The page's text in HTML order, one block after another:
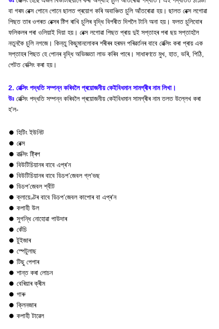
বা গৰম ৱেক্স পোনে পোনে ছালত প্ৰয়োগ কৰি অবাঞ্চিত চুলি আঁতৰোৱা হয়। ছালত ৱেক্স লগোৱা
পিছত তাৰ ওপৰত ৱেক্সৰ ষ্টিপ ৰাখি চুলিৰ বৃদ্ধি বিপৰীত দিশলৈ টানি অনা হয়। ফলত চুলিবোৰ
ফলিকলৰ পৰা ওলিয়াই দিয়া হয়। ৱেক্স লগোৱা পিছত প্ৰায় দুই সপ্তাহৰ পৰা ছয় সপ্তাহলৈ
নতুনকৈ চুলি নগজে। কিন্তু কিছুমানলোকৰ শৰীৰৰ হৰমন পৰিৱৰ্তনৰ বাবে ৱেক্সিং কৰা প্ৰায় এক
সপ্তাহৰ পিছত হে পোনৰ বৃদ্ধি অভিজ্ঞতা লাভ কৰিব পাৰে। সাধাৰণতে মুখ, হাত, ভৰি, পিঠি,
পেটত বেক্সিং কৰা হয়।
2. ৱেক্সিং পদ্ধতি সম্পন্ন কৰিবলৈ প্ৰয়োজনীয় কেইবিধমান সামগ্ৰীৰ নাম লিখা।
উঃ ৱেক্সিং পদ্ধতি সম্পন্ন কৰিবলৈ প্ৰয়োজনীয় কেইবিধমান সামগ্ৰীৰ নাম তলত উল্লেখ কৰা
হ'ল-
⏺ হিটিং ইউনিট
⏺ ৱেক্স
⏺ ৱাক্সিং ষ্ট্ৰিপ
⏺ বিউটিচিয়ানৰ বাবে এপ্ৰ’ন
⏺ বিউটিচিয়ানৰ বাবে ডিচপ’জেবল গ্ল’ভছ
⏺ ডিচপ’জেবল শ্বীট
⏺ ক্লায়েণ্টৰ বাবে ডিচপ’জেবল কাপোৰ বা এপ্ৰ’ন
⏺ কপাহী উল
⏺ সুগন্ধি নোহোৱা পাউদাৰ
⏺ কেঁচি
⏺ টুইজাৰ
⏺ স্পেটুলাছ
⏺ টিছু পেপাৰ
⏺ শান্ত কৰা লোচন
⏺ বেৰিয়াৰ ক্ৰীম
⏺ গাৰু
⏺ ক্লিনজাৰ
⏺ কপাহী টাৱেল